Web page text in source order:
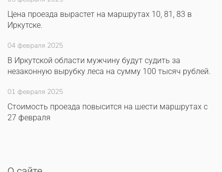
Цена проезда вырастет на маршрутах 10, 81, 83 в
Иркутске.
04 февраля 2025
В Иркутской области мужчину будут судить за
незаконную вырубку леса на сумму 100 тысяч рублей.
01 февраля 2025
Стоимость проезда повысится на шести маршрутах с
27 февраля